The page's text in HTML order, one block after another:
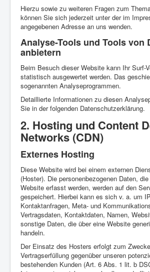
Hierzu sowie zu weiteren Fragen zum
können Sie sich jederzeit unter der im
angegebenen Adresse an uns wenden.
Analyse-Tools und Tools
anbietern
Beim Besuch dieser Website kann Ihr Surf-
statistisch ausgewertet werden. Das
sogenannten Analyseprogrammen.
Detaillierte Informationen zu diesen
Sie in der folgenden Datenschutzerklärung.
2. Hosting und Content
Networks (CDN)
Externes Hosting
Diese Website wird bei einem externen
(Hoster). Die personenbezogenen Daten,
Website erfasst werden, werden auf den
gespeichert. Hierbei kann es sich v. a. um
Kontaktanfragen, Meta- und
Vertragsdaten, Kontaktdaten, Namen,
sonstige Daten, die über eine Website
handeln.
Der Einsatz des Hosters erfolgt zum
Vertragserfüllung gegenüber unseren
bestehenden Kunden (Art. 6 Abs. 1 lit. b